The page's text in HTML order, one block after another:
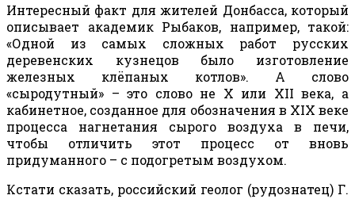
Интересный факт для жителей Донбасса, который
описывает академик Рыбаков, например, такой:
«Одной из самых сложных работ русских
деревенских кузнецов было изготовление
железных клёпаных котлов». А слово
«сыродутный» – это слово не Х или XII века, а
кабинетное, созданное для обозначения в XIX веке
процесса нагнетания сырого воздуха в печи,
чтобы отличить этот процесс от вновь
придуманного – с подогретым воздухом.
Кстати сказать, российский геолог (рудознатец) Г.